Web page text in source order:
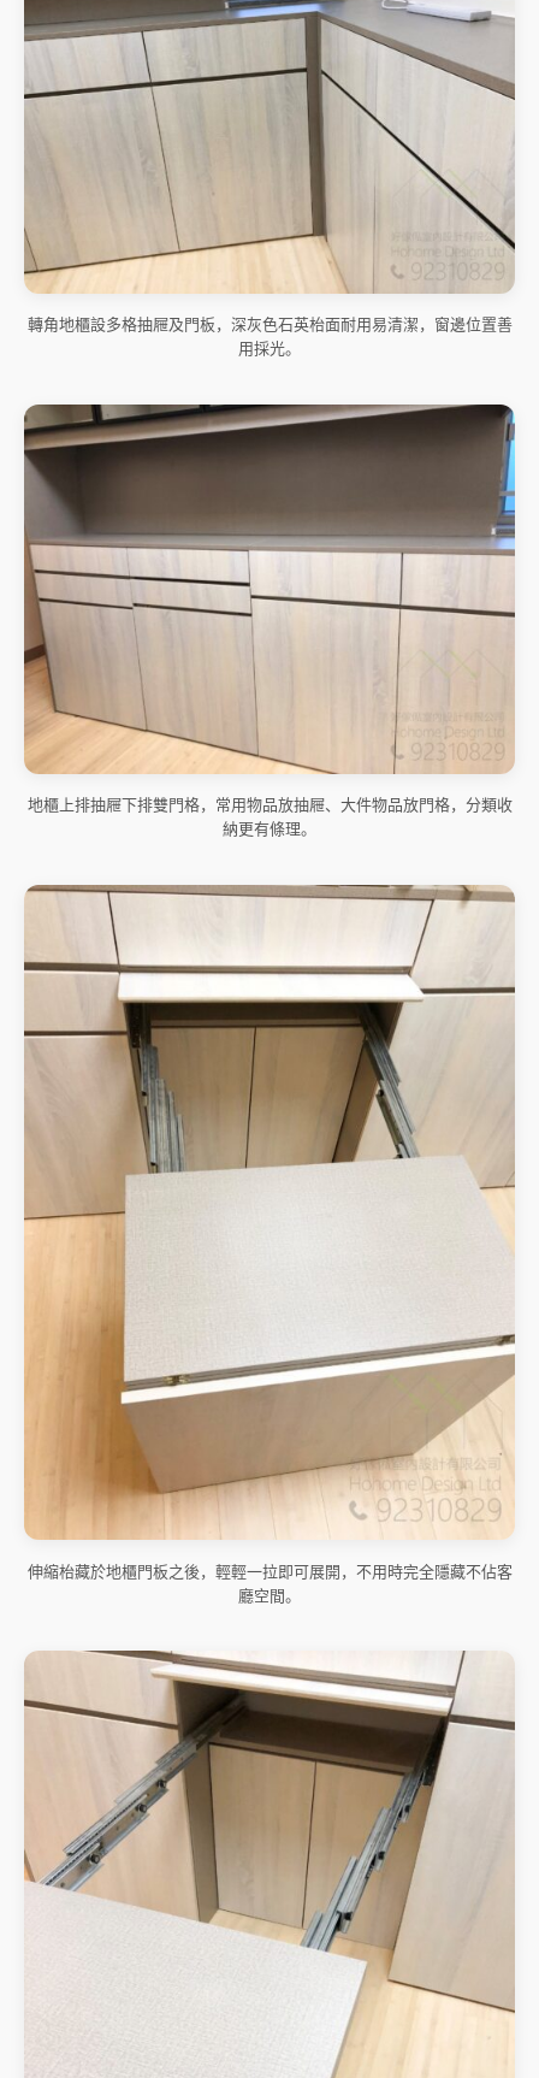
轉角地櫃設多格抽屜及門板，深灰色石英枱面耐用易清潔，窗邊位置善
用採光。
地櫃上排抽屜下排雙門格，常用物品放抽屜、大件物品放門格，分類收
納更有條理。
伸縮枱藏於地櫃門板之後，輕輕一拉即可展開，不用時完全隱藏不佔客
廳空間。